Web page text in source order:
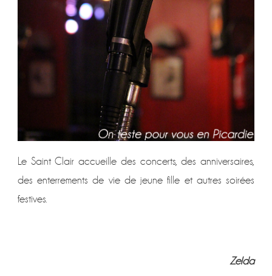
Le Saint Clair accueille des concerts, des anniversaires,
des enterrements de vie de jeune fille et autres soirées
festives.
Zelda